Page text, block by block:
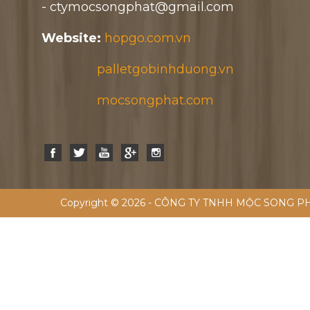
- ctymocsongphat@gmail.com
Website: hopgo.com.vn
palletgobinhduong.vn
mocsongphat.com
Copyright © 2026 - CÔNG TY TNHH MỘC SONG